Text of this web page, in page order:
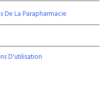
De La Parapharmacie
D'utilisation